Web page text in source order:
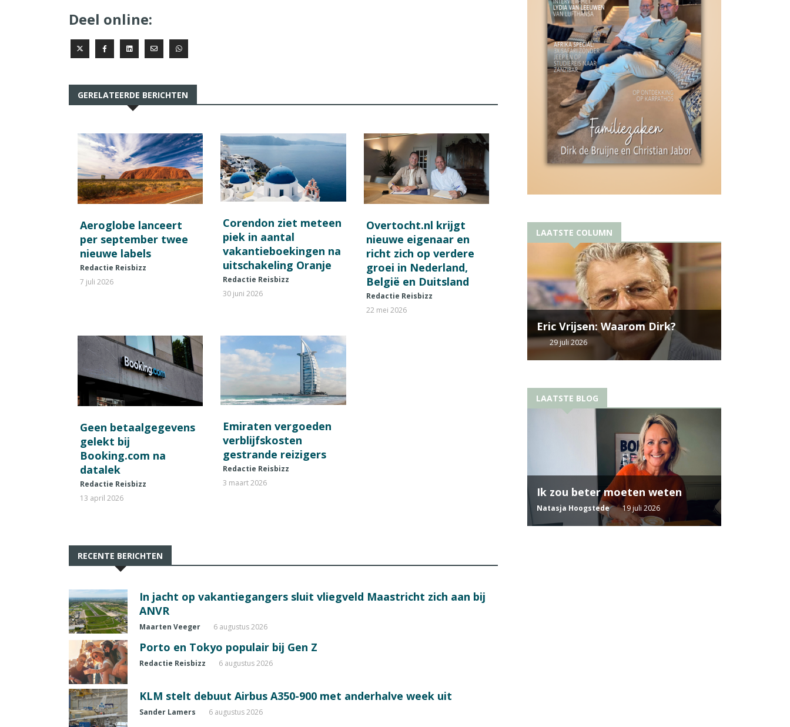
Deel online:
GERELATEERDE BERICHTEN
Aeroglobe lanceert
per september twee
nieuwe labels
Redactie Reisbizz
7 juli 2026
Corendon ziet meteen
piek in aantal
vakantieboekingen na
uitschakeling Oranje
Redactie Reisbizz
30 juni 2026
Overtocht.nl krijgt
nieuwe eigenaar en
richt zich op verdere
groei in Nederland,
België en Duitsland
Redactie Reisbizz
22 mei 2026
Geen betaalgegevens
gelekt bij
Booking.com na
datalek
Redactie Reisbizz
13 april 2026
Emiraten vergoeden
verblijfskosten
gestrande reizigers
Redactie Reisbizz
3 maart 2026
RECENTE BERICHTEN
In jacht op vakantiegangers sluit vliegveld Maastricht zich aan bij
ANVR
Maarten Veeger 6 augustus 2026
Porto en Tokyo populair bij Gen Z
Redactie Reisbizz 6 augustus 2026
KLM stelt debuut Airbus A350-900 met anderhalve week uit
Sander Lamers 6 augustus 2026
LAATSTE COLUMN
Eric Vrijsen: Waarom Dirk?
29 juli 2026
LAATSTE BLOG
Ik zou beter moeten weten
Natasja Hoogstede 19 juli 2026